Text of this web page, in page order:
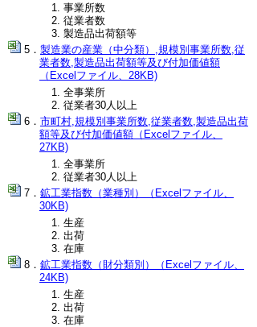
事業所数
従業者数
製造品出荷額等
製造業の産業（中分類）,規模別事業所数,従
業者数,製造品出荷額等及び付加価値額
（Excelファイル、28KB)
全事業所
従業者30人以上
市町村,規模別事業所数,従業者数,製造品出荷
額等及び付加価値額（Excelファイル、
27KB)
全事業所
従業者30人以上
鉱工業指数（業種別）（Excelファイル、
30KB)
生産
出荷
在庫
鉱工業指数（財分類別）（Excelファイル、
24KB)
生産
出荷
在庫